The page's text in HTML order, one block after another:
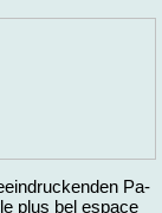
Pa­
plus bel es­pace